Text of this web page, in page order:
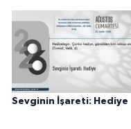
Sevginin İşareti: Hediye
Karaman
Kars Müftülüğü
Kastamonu